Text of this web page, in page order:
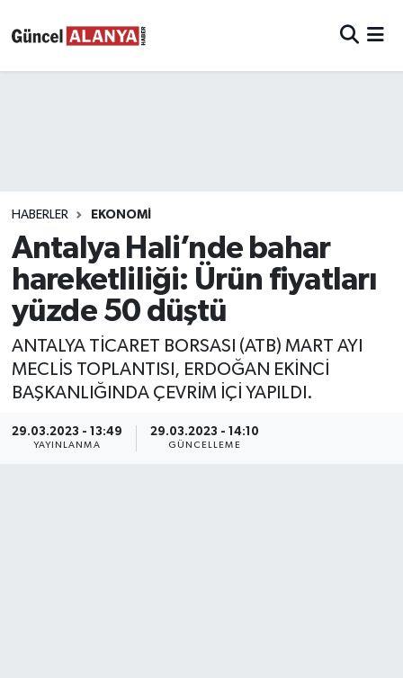
HABERLER EKONOMI
Antalya Hali’nde bahar
hareketliliği: Ürün fiyatları
yüzde 50 düştü
ANTALYA TİCARET BORSASI (ATB) MART AYI
MECLİS TOPLANTISI, ERDOĞAN EKİNCİ
BAŞKANLIĞINDA ÇEVRİM İÇİ YAPILDI.
29.03.2023 - 13:49
YAYINLANMA
29.03.2023 - 14:10
GÜNCELLEME